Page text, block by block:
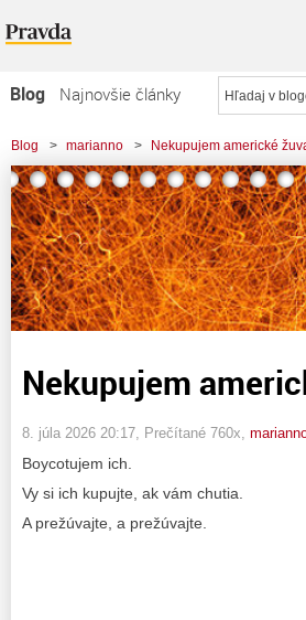
Blog
Najnovšie články
Najčítanejšie články
Najkomentovanejšie články
Zoznam blogov
Komerčné blogy
Blog > marianno > Nekupujem americké
Nekupujem
8. júla 2026 20:17 , Prečítané 760x,
Boycotujem ich.
Vy si ich kupujte, ak vám chutia.
A prežúvajte, a prežúvajte.